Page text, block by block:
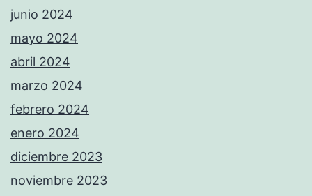
junio 2024
mayo 2024
abril 2024
marzo 2024
febrero 2024
enero 2024
diciembre 2023
noviembre 2023